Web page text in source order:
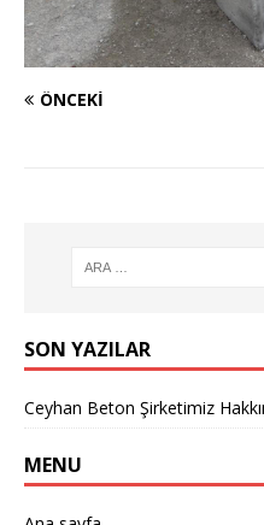
ÖNCEKI
SON YAZILAR
Ceyhan Beton Şirketimiz
MENU